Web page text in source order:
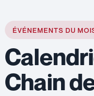
ÉVÉNEMENTS DU
Chain